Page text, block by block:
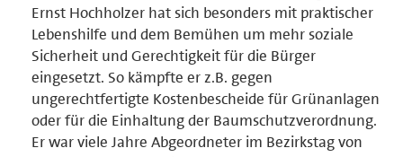
Ernst Hochholzer hat sich besonders mit praktischer
Lebenshilfe und dem Bemühen um mehr soziale
Sicherheit und Gerechtigkeit für die Bürger
eingesetzt. So kämpfte er z.B. gegen
ungerechtfertigte Kostenbescheide für Grünanlagen
oder für die Einhaltung der Baumschutzverordnung.
Er war viele Jahre Abgeordneter im Bezirkstag von